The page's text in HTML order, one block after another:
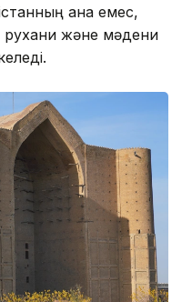
ғана емес,
рухани және мәдени